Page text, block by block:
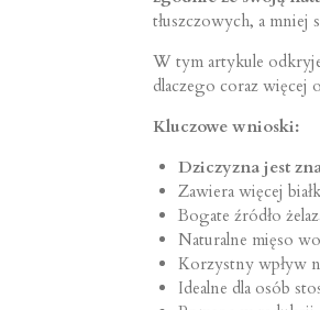
tłuszczowych, a mniej
W tym artykule
dlaczego coraz więcej
Kluczowe wnioski:
Dziczyzna jest
Zawiera więcej
Bogate źródło
Naturalne mięso
Korzystny wpływ
Idealne dla osób